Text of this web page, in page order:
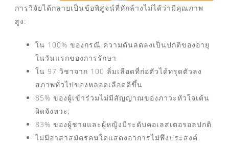
การวิจัยได้กลายเป็นข้อพิสูจน์ที่หักล้างไม่ได้ว่ามีคุณภาพ
สูง:
ใน 100% ของกรณี ความดันลดลงเป็นปกติของอายุ
ในวันแรกของการรักษา
ใน 97 วิชาจาก 100 ลิ่มเลือดที่ก่อตัวได้ทรุดตัวลง
สภาพทั่วไปของหลอดเลือดดีขึ้น
85% ของผู้เข้าร่วมไม่มีสัญญาณของภาวะหัวใจเต้น
ผิดจังหวะ;
83% ของผู้ชายและผู้หญิงมีระดับคอเลสเตอรอลปกติ
ไม่มีอาสาสมัครคนใดแสดงอาการไม่พึงประสงค์